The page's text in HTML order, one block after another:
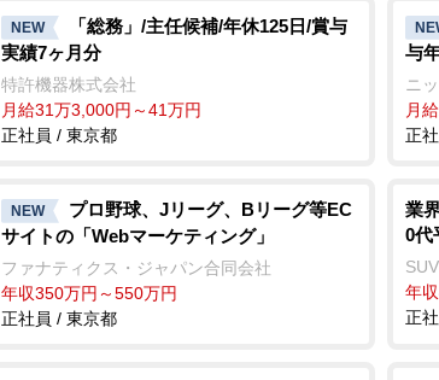
NEW
「総務」/主任候補/年休125日/賞与
実績7ヶ月分
特許機器株式会社
月給31万3,000円～41万円
正社員 / 東京都
与
ニ
月
正
NEW
プロ野球、Jリーグ、Bリーグ等EC
サイトの「Webマーケティング」
ファナティクス・ジャパン合同会社
年収350万円～550万円
正社員 / 東京都
業
0代
年
正